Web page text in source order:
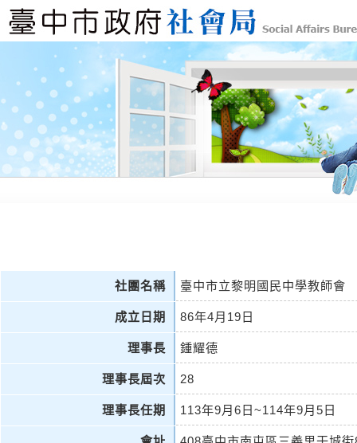
社團名稱 臺中市立黎明國民中學教師會
成立日期 86年4月19日
理事長 鍾耀德
理事長屆次 28
理事長任期 113年9月6日~114年9月5日